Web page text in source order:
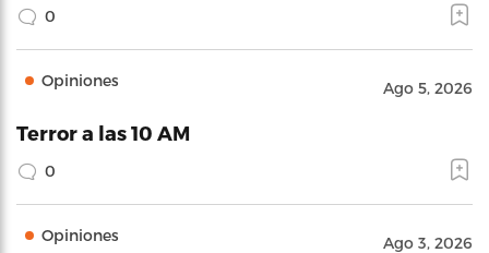
0
Opiniones Ago 5, 2026
Terror a las 10 AM
0
Opiniones Ago 3, 2026